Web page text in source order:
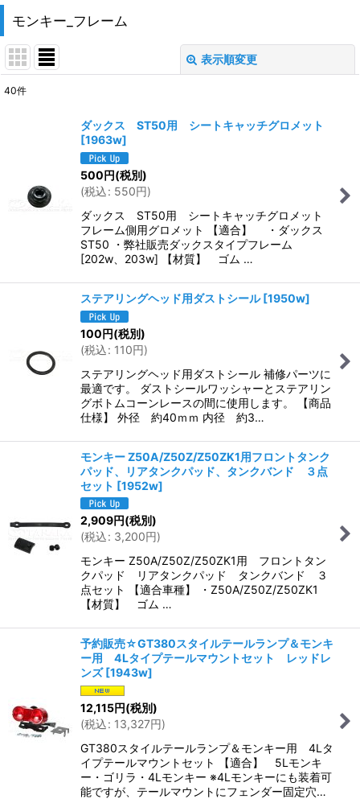
モンキー_フレーム
表示順変更
絞り込む
40件
ダックス ST50用 シートキャッチグロメット
[1963w]
500円(税別)
(税込: 550円)
ダックス ST50用 シートキャッチグロメット
フレーム側用グロメット 【適合】 ・ダックス
ST50 ・弊社販売ダックスタイプフレーム
[202w、203w] 【材質】 ゴム …
ステアリングヘッド用ダストシール [1950w]
100円(税別)
(税込: 110円)
ステアリングヘッド用ダストシール 補修パーツに
最適です。 ダストシールワッシャーとステアリン
グボトムコーンレースの間に使用します。 【商品
仕様】 外径 約40ｍｍ 内径 約3…
モンキー Z50A/Z50Z/Z50ZK1用フロントタンク
パッド、リアタンクパッド、タンクバンド ３点
セット [1952w]
2,909円(税別)
(税込: 3,200円)
モンキー Z50A/Z50Z/Z50ZK1用 フロントタン
クパッド リアタンクパッド タンクバンド ３
点セット 【適合車種】 ・Z50A/Z50Z/Z50ZK1
【材質】 ゴム …
予約販売☆GT380スタイルテールランプ＆モンキ
ー用 4Lタイプテールマウントセット レッドレ
ンズ [1943w]
12,115円(税別)
(税込: 13,327円)
GT380スタイルテールランプ＆モンキー用 4Lタ
イプテールマウントセット 【適合】 5Lモンキ
ー・ゴリラ・4Lモンキー ※4Lモンキーにも装着可
能ですが、テールマウントにフェンダー固定穴…